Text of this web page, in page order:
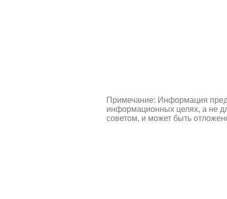
Примечание: Информация
информационных целях, а не
советом, и может быть